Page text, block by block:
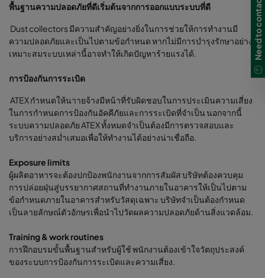
พื้นฐานความปลอดภัยที่ดีเริ่มต้นจากการออกแบบระบบที่ดี
Dust collectors มีความสำคัญอย่างยิ่งในการช่วยให้การทำงานมี
ความปลอดภัยและเป็นไปตามข้อกำหนด หากไม่มีการบำรุงรักษาอย่าง
เหมาะสมระบบเหล่านี้อาจทำให้เกิดปัญหาร้ายแรงได้.
การป้องกันการระเบิด
ATEX กำหนดให้นาายจ้างมีหน้าที่รับผิดชอบในการประเมินความเสี่ยง
ในการกำหนดการป้องกันอัคคีภัยและการระเบิดที่จำเป็น นอกจากนี้
ระบบความปลอดภัย ATEX ทั้งหมดจำเป็นต้องมีการตรวจสอบและ
บริการอย่างสม่ำเสมอเพื่อให้ทำงานได้อย่างน่าเชื่อถือ.
Exposure limits
ผู้ผลิตอาหารจะต้องปกป้องพนักงานจากการสัมผัส บริษัทต้องควบคุม
การปล่อยฝุ่นสู่บรรยากาศสถานที่ทำงานภายในอาคารให้เป็นไปตาม
ข้อกำหนดภายในอาคารสำหรับวัสดุเฉพาะ บริษัทจำเป็นต้องกำหนด
เป็นลายลักษณ์ตัวอักษรเพื่อนำไปวัดผลความปลอดภัยด้านสิ่งแวดล้อม.
Training & work routines
การฝึกอบรมขั้นพื้นฐานสำหรับผู้ใช้ พนักงานต้องเข้าใจวัตถุประสงค์
ของระบบการป้องกันการระเบิดและความเสี่ยง.
Need to contact us?